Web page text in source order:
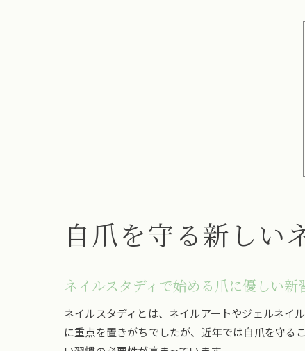
自爪を守る新しい
ネイルスタディで始める爪に優しい新
ネイルスタディとは、ネイルアートやジェルネイ
に重点を置きがちでしたが、近年では自爪を守る